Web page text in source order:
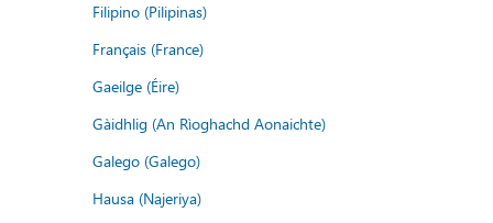
Filipino (Pilipinas)
Français (France)
Gaeilge (Éire)
Gàidhlig (An Rìoghachd Aonaichte)
Galego (Galego)
Hausa (Najeriya)